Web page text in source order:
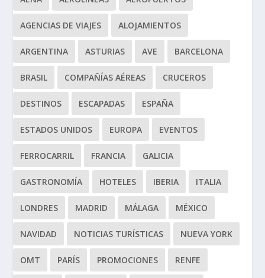
AGENCIAS DE VIAJES ALOJAMIENTOS
ARGENTINA ASTURIAS AVE BARCELONA
BRASIL COMPAÑÍAS AÉREAS CRUCEROS
DESTINOS ESCAPADAS ESPAÑA
ESTADOS UNIDOS EUROPA EVENTOS
FERROCARRIL FRANCIA GALICIA
GASTRONOMÍA HOTELES IBERIA ITALIA
LONDRES MADRID MÁLAGA MÉXICO
NAVIDAD NOTICIAS TURÍSTICAS NUEVA YORK
OMT PARÍS PROMOCIONES RENFE